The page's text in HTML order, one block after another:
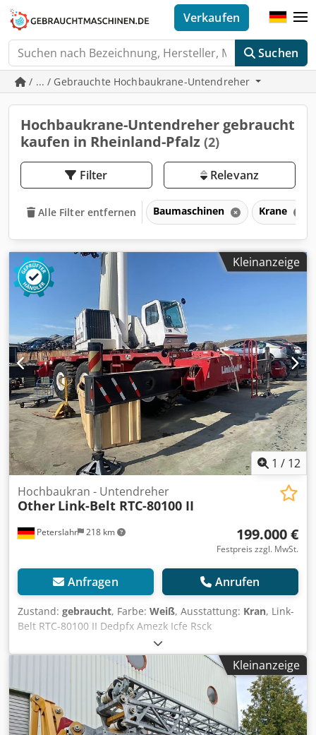
Suchen
Verkaufen
/ ... / Gebrauchte Hochbaukrane-Untendreher
Hochbaukrane-Untendreher gebraucht
kaufen in Rheinland-Pfalz (2)
Filter Relevanz
Alle Filter entfernen Baumaschinen Krane
Kleinanzeige
1 / 12
Peterslahr 218 km
Hochbaukran - Untendreher
Other Link-Belt RTC-80100 II
199.000 €
Festpreis zzgl. MwSt.
Anfragen Anrufen
Zustand: gebraucht, Farbe: Weiß, Ausstattung: Kran, Link-
Belt RTC-80100 II Dedpfx Amezk Icfe Rsck
Kleinanzeige